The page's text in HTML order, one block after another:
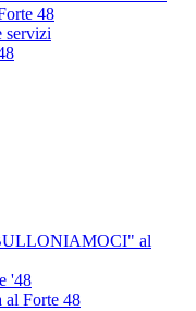
48
servizi
al
'48
al Forte 48